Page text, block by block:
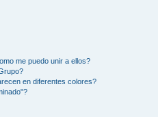
me puedo unir a ellos?
en diferentes colores?